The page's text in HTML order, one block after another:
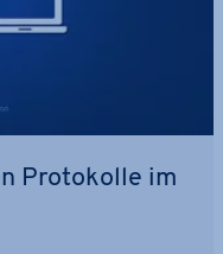
Pro­to­kol­le im